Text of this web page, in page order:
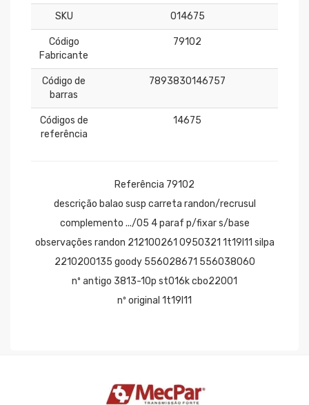
SKU 014675
Código
Fabricante
79102
Código de
barras
7893830146757
Códigos de
referência
14675
Referência 79102
descrição balao susp carreta randon/recrusul
complemento .../05 4 paraf p/fixar s/base
observações randon 212100261 0950321 1t19l11 silpa
2210200135 goody 556028671 556038060
nº antigo 3813-10p st016k cbo22001
nº original 1t19l11